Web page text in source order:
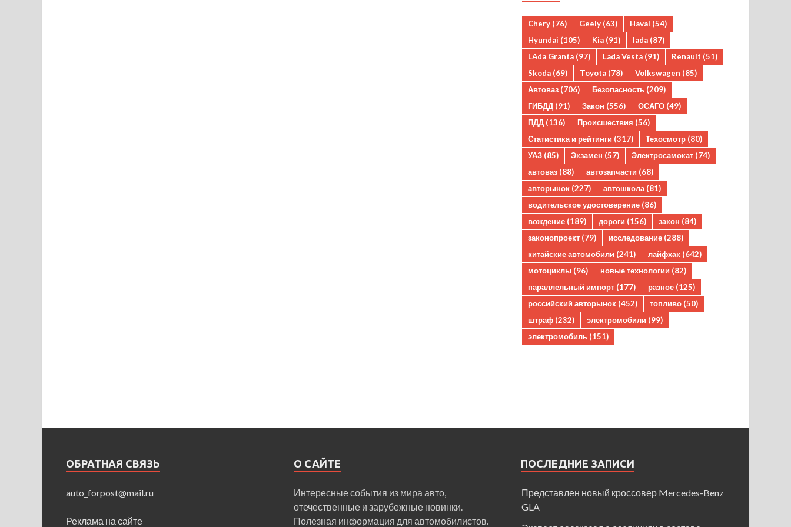
Chery (76) Geely (63) Haval (54)
Hyundai (105) Kia (91) lada (87)
LAda Granta (97) Lada Vesta (91) Renault (51)
Skoda (69) Toyota (78) Volkswagen (85)
Автоваз (706) Безопасность (209)
ГИБДД (91) Закон (556) ОСАГО (49)
ПДД (136) Происшествия (56)
Статистика и рейтинги (317) Техосмотр (80)
УАЗ (85) Экзамен (57) Электросамокат (74)
автоваз (88) автозапчасти (68)
авторынок (227) автошкола (81)
водительское удостоверение (86)
вождение (189) дороги (156) закон (84)
законопроект (79) исследование (288)
китайские автомобили (241) лайфхак (642)
мотоциклы (96) новые технологии (82)
параллельный импорт (177) разное (125)
российский авторынок (452) топливо (50)
штраф (232) электромобили (99)
электромобиль (151)
ОБРАТНАЯ СВЯЗЬ
auto_forpost@mail.ru
Реклама на сайте
О САЙТЕ
Интересные события из мира авто,
отечественные и зарубежные новинки.
Полезная информация для автомобилистов.
ПОСЛЕДНИЕ ЗАПИСИ
Представлен новый кроссовер Mercedes-Benz
GLA